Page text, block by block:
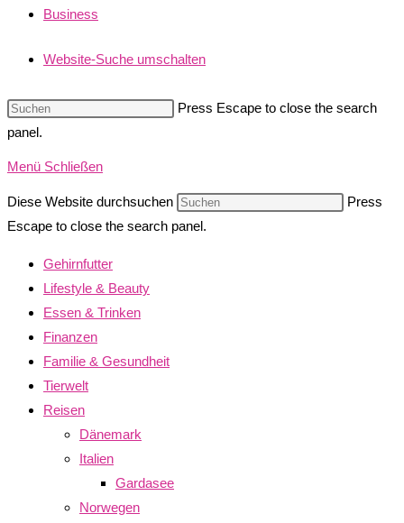
Business
Website-Suche umschalten
Press Escape to close the search
panel.
Menü Schließen
Diese Website durchsuchen
Press
Escape to close the search panel.
Gehirnfutter
Lifestyle & Beauty
Essen & Trinken
Finanzen
Familie & Gesundheit
Tierwelt
Reisen
Dänemark
Italien
Gardasee
Norwegen